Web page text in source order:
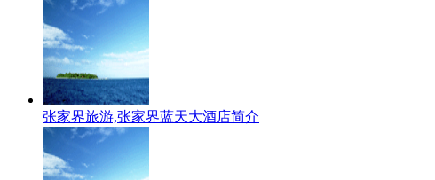
张家界旅游,张家界蓝天大酒店简介